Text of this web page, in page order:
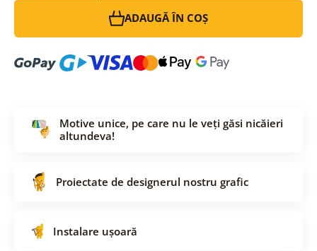
ADAUGĂ ÎN COȘ
Motive unice, pe care nu le veți găsi nicăieri
altundeva!
Proiectate de designerul nostru grafic
Instalare ușoară